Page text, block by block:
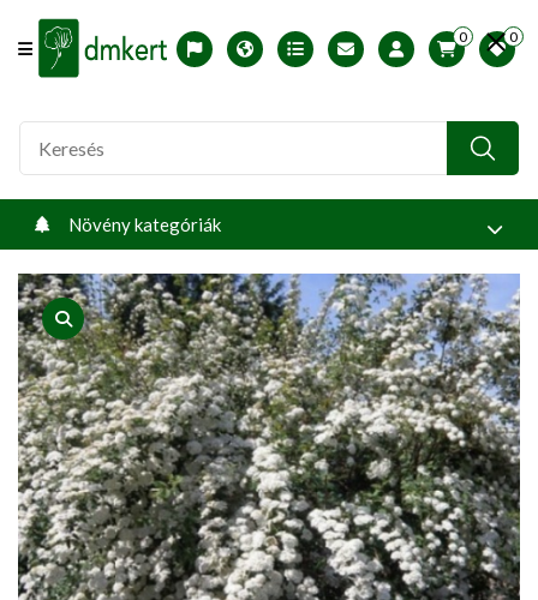
Offcanvas Menu Open
English version
Télállósági zónák
Nyomtatható ABC árjegyzék
Profilom
0 0
Növény kategóriák
product view